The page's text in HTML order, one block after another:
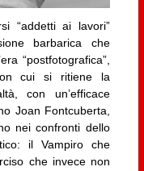
“addetti ai lavori”
barbarica che
“postfotografica”,
cui si ritiene la
con un’efficace
Joan Fontcuberta,
nei confronti dello
il Vampiro che
che invece non